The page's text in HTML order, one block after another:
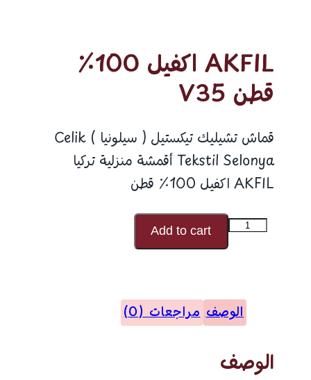
AKFIL اكفيل 100٪
قطن V35
قماش تشيليك تيكستيل ( سيلونيا ) Celik
Tekstil Selonya أقمشة منزلية تركيا
AKFIL اكفيل 100٪ قطن
كمية
Add to cart
الوصف مراجعات (0)
الوصف